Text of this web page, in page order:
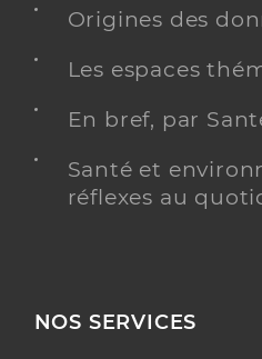
Origines des
Les espaces
En bref, par
Santé et
réflexes au
NOS SERVICES